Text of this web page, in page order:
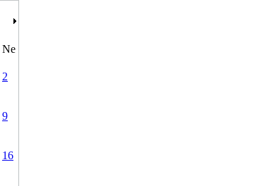
Ne
2
9
16